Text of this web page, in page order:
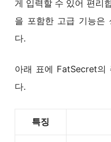
게 입력할 수 있어 편리
을 포함한 고급 기능은
다.
아래 표에 FatSecret의
다.
특징